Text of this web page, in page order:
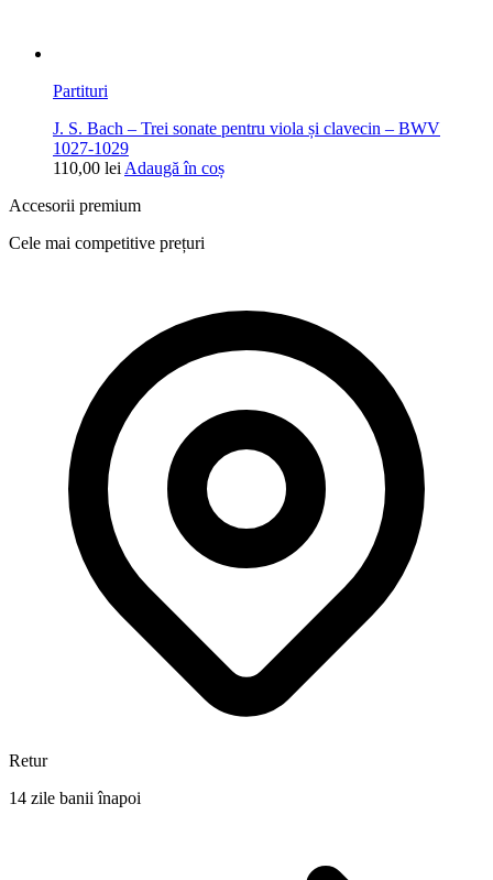
Partituri
J. S. Bach – Trei sonate pentru viola și clavecin – BWV
1027-1029
110,00 lei Adaugă în coș
Accesorii premium
Cele mai competitive prețuri
Retur
14 zile banii înapoi